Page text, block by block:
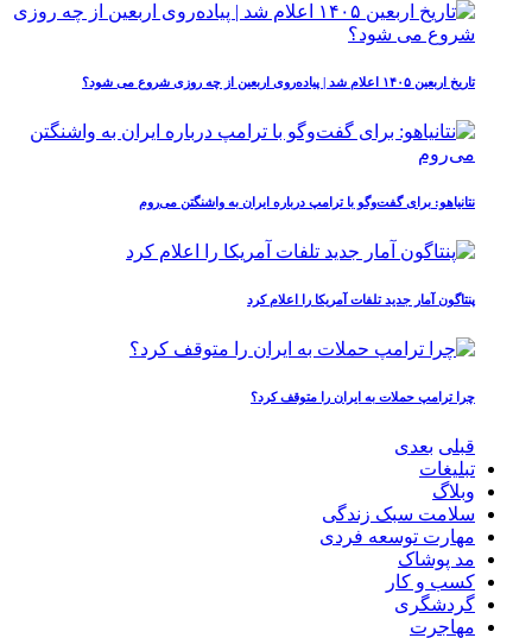
تاریخ اربعین ۱۴۰۵ اعلام شد | پیاده‌روی اربعین از چه روزی شروع می‌ شود؟
نتانیاهو: برای گفت‌وگو با ترامپ درباره ایران به واشنگتن می‌روم
پنتاگون آمار جدید تلفات آمریکا را اعلام کرد
چرا ترامپ حملات به ایران را متوقف کرد؟
قبلی بعدی
تبلیغات
وبلاگ
سلامت سبک زندگی
مهارت توسعه فردی
مد پوشاک
کسب و کار
گردشگری
مهاجرت